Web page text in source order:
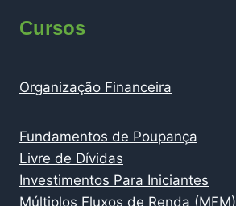
Cursos
Organização Financeira
Fundamentos de Poupança
Livre de Dívidas
Investimentos Para Iniciantes
Múltiplos Fluxos de Renda (MFM)